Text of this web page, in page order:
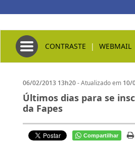
Toggle navigation
CONTRASTE | WEBMAIL
06/02/2013 13h20- Atualizado em 10/
Últimos dias para se
da Fapes
Compartilhar